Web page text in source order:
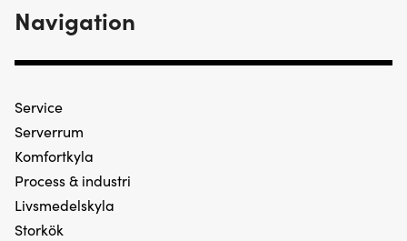
Navigation
Service
Serverrum
Komfortkyla
Process & industri
Livsmedelskyla
Storkök